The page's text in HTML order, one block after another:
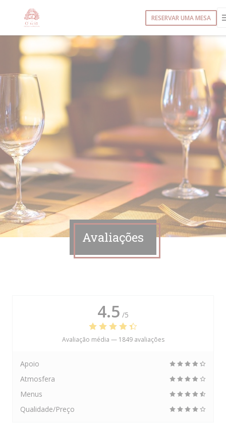
RESERVAR UMA MESA
Avaliações
4.5 /5
Avaliação média — 1849 avaliações
Apoio
Atmosfera
Menus
Qualidade/Preço